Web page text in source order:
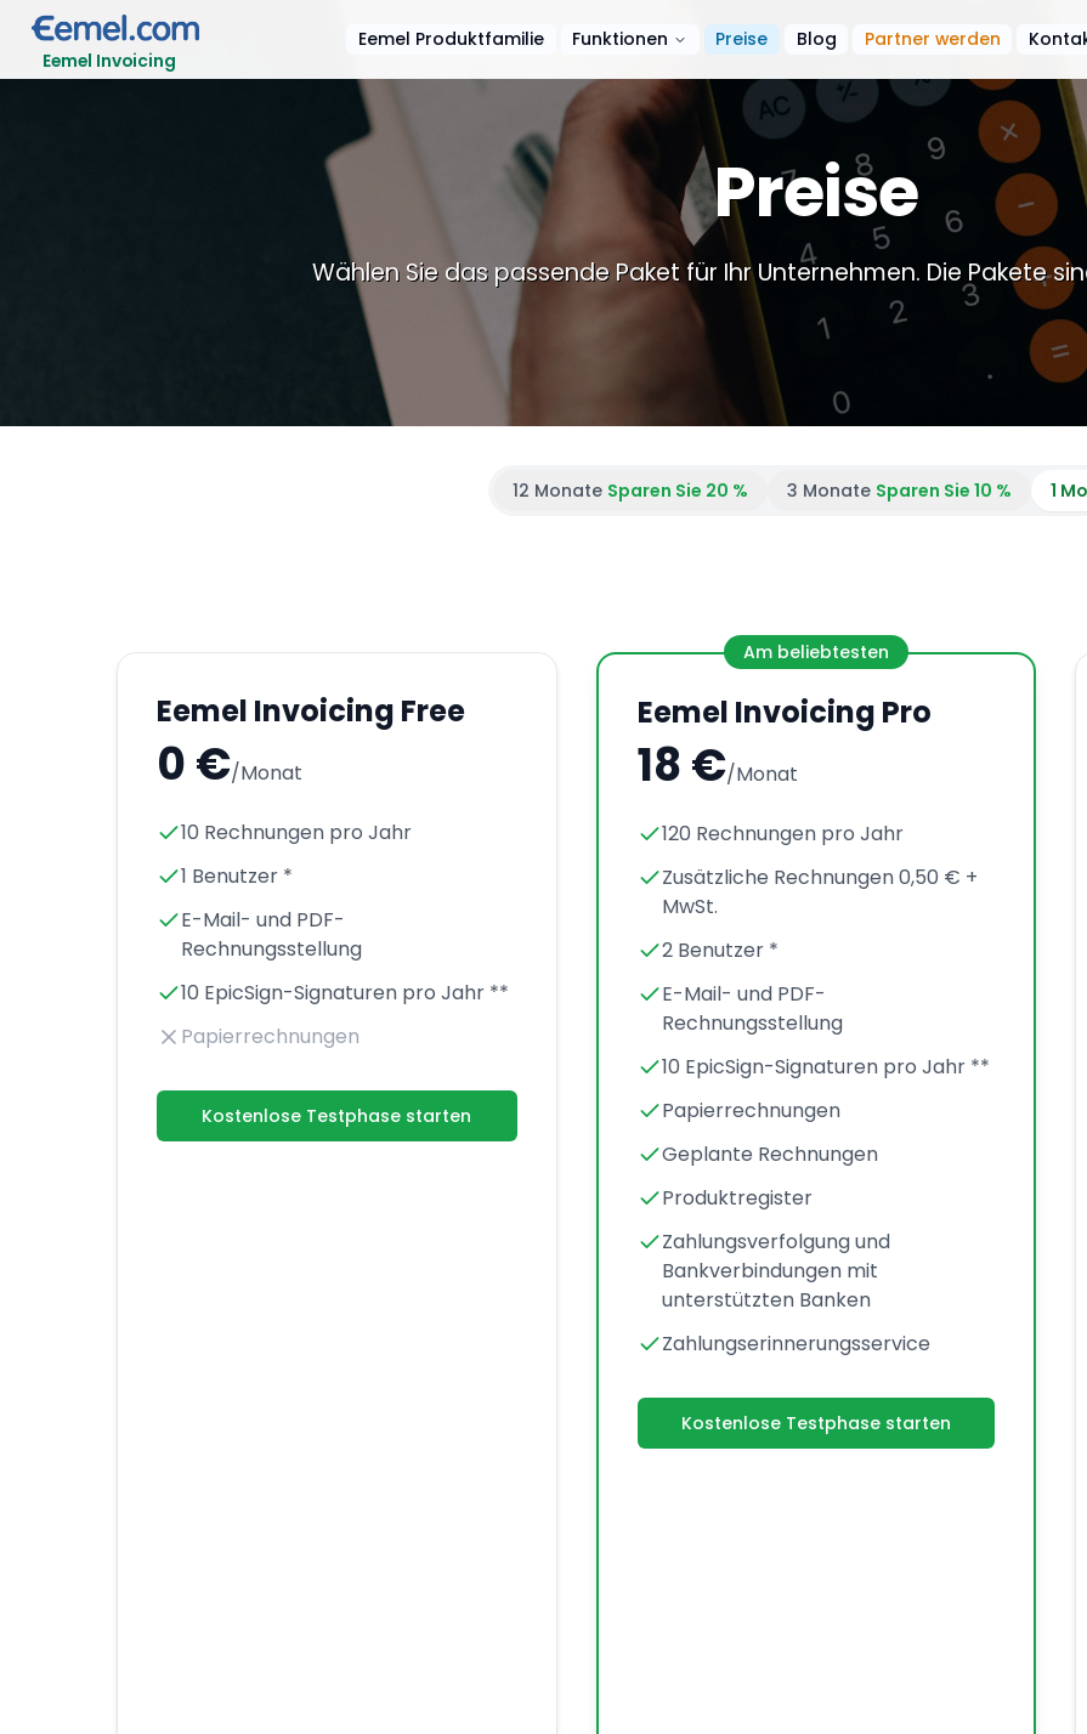
Eemel Invoicing
Eemel Produktfamilie Funktionen Preise Blog Partner werden
Preise
Wählen Sie das passende Paket für Ihr Unternehmen. Die Pakete
12 Monate Sparen Sie 20 % 3 Monate Sparen Sie 10 % 1
Eemel Invoicing Free
0 €/Monat
10 Rechnungen pro Jahr
1 Benutzer *
E-Mail- und PDF-
Rechnungsstellung
10 EpicSign-Signaturen pro Jahr **
Papierrechnungen
Kostenlose Testphase starten
Am beliebtesten
Eemel Invoicing Pro
18 €/Monat
120 Rechnungen pro Jahr
Zusätzliche Rechnungen 0,50 € +
MwSt.
2 Benutzer *
E-Mail- und PDF-
Rechnungsstellung
10 EpicSign-Signaturen pro Jahr **
Papierrechnungen
Geplante Rechnungen
Produktregister
Zahlungsverfolgung und
Bankverbindungen mit
unterstützten Banken
Zahlungserinnerungsservice
Kostenlose Testphase starten